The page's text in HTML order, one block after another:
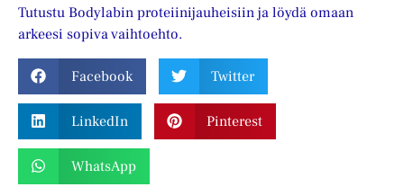
Tutustu Bodylabin proteiinijauheisiin ja löydä omaan
arkeesi sopiva vaihtoehto.
Facebook Twitter
LinkedIn Pinterest
WhatsApp